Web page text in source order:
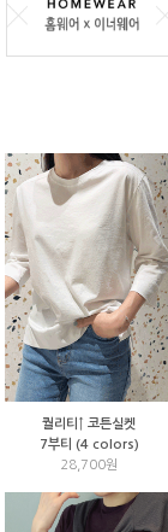
퀄리티↑ 코튼실켓
7부티 (4 colors)
28,700원